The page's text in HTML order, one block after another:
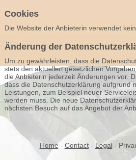
Cookies
Die Website der Anbieterin verwendet
Änderung der
Um zu gewährleisten, dass die
stets den aktuellen gesetzlichen
die Anbieterin jederzeit Änderungen vor.
dass die Datenschutzerklärung aufgrund
Leistungen, zum Beispiel neuer
werden muss. Die neue
nächsten Besuch auf das Angebot der
Home- Contact- Legal-